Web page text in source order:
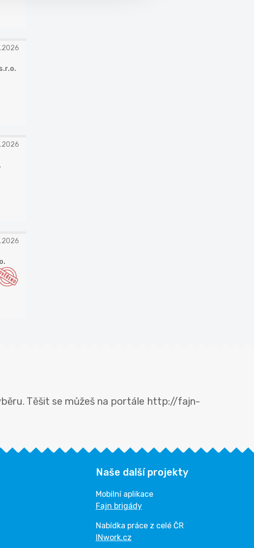
Těšit se můžeš na portále http://fajn-
Naše další projekty
Mobilní aplikace
Fajn brigády
Nabídka práce z celé ČR
INwork.cz